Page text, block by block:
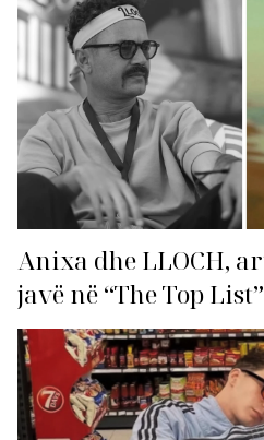
Anixa dhe LLOCH,
javë në “The Top